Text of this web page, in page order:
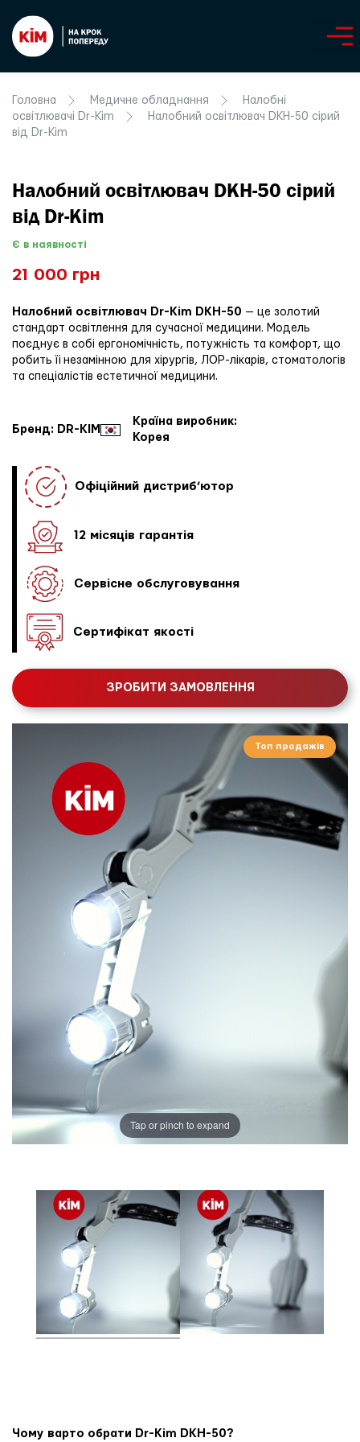
Головна Медичне обладнання
Налобні
освітлювачі Dr-Kim
Налобний освітлювач DKH-50 сірий
від Dr-Kim
Tap or pinch to expand
Топ продажів
Налобний освітлювач DKH-50 сірий
від Dr-Kim
Є в наявності
21 000 грн
Налобний освітлювач Dr-Kim DKH-50 — це золотий
стандарт освітлення для сучасної медицини. Модель
поєднує в собі ергономічність, потужність та комфорт, що
робить її незамінною для хірургів, ЛОР-лікарів, стоматологів
та спеціалістів естетичної медицини.
Бренд: DR-KIM
Країна виробник:
Корея
Офіційний дистриб’ютор
12 місяців гарантія
Сервісне обслуговування
Сертифікат якості
ЗРОБИТИ ЗАМОВЛЕННЯ
Чому варто обрати Dr-Kim DKH-50?